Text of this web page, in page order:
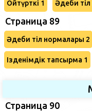
Ойтүрткі 1 Әдеби
Страница 89
Әдеби тіл нормалары 2
Ізденімдік тапсырма 1
Страница 90